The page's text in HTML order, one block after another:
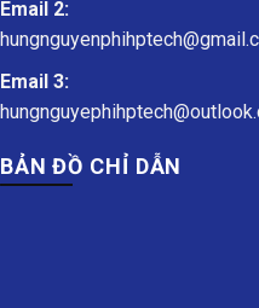
Email 2:
Email 3:
BẢN ĐỒ CHỈ DẪN